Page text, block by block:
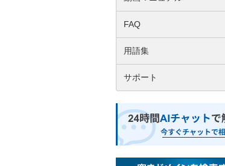
FAQ
用語集
サポート